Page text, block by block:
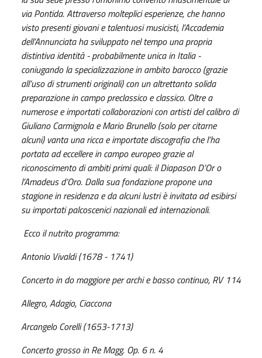
via Pontida. Attraverso molteplici esperienze, che hanno
visto presenti giovani e talentuosi musicisti, l’Accademia
dell’Annunciata ha sviluppato nel tempo una propria
distintiva identità - probabilmente unica in Italia -
coniugando la specializzazione in ambito barocco (grazie
all’uso di strumenti originali) con un altrettanto solida
preparazione in campo preclassico e classico. Oltre a
numerose e importati collaborazioni con artisti del calibro di
Giuliano Carmignola e Mario Brunello (solo per citarne
alcuni) vanta una ricca e importate discografia che l’ha
portata ad eccellere in campo europeo grazie al
riconoscimento di ambiti primi quali: il Diapason D’Or o
l’Amadeus d’Oro. Dalla sua fondazione propone una
stagione in residenza e da alcuni lustri è invitata ad esibirsi
su importati palcoscenici nazionali ed internazionali.
Ecco il nutrito programma:
Antonio Vivaldi (1678 - 1741)
Concerto in do maggiore per archi e basso continuo, RV 114
Allegro, Adagio, Ciaccona
Arcangelo Corelli (1653-1713)
Concerto grosso in Re Magg. Op. 6 n. 4